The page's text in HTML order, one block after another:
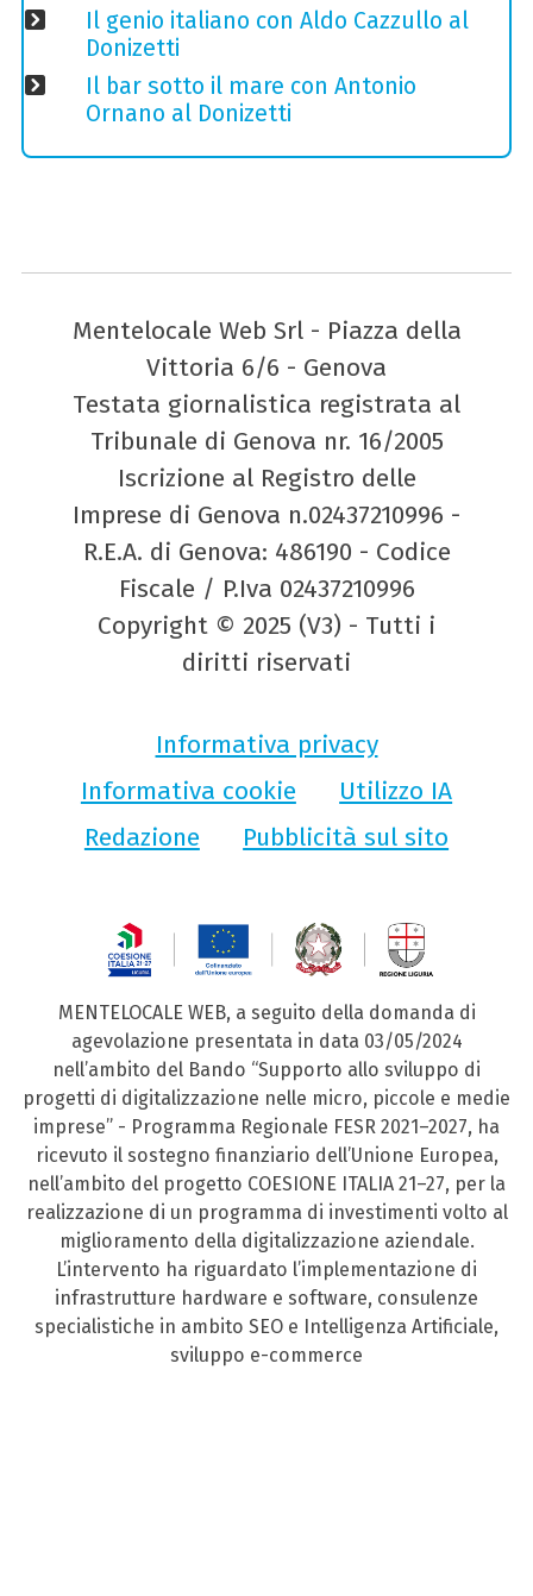
Il genio italiano con Aldo Cazzullo al
Donizetti
Il bar sotto il mare con Antonio
Ornano al Donizetti
Mentelocale Web Srl - Piazza della
Vittoria 6/6 - Genova
Testata giornalistica registrata al
Tribunale di Genova nr. 16/2005
Iscrizione al Registro delle
Imprese di Genova n.02437210996 -
R.E.A. di Genova: 486190 - Codice
Fiscale / P.Iva 02437210996
Copyright © 2025 (V3) - Tutti i
diritti riservati
Informativa privacy
Informativa cookie
Utilizzo IA
Redazione
Pubblicità sul sito
MENTELOCALE WEB, a seguito della domanda di
agevolazione presentata in data 03/05/2024
nell’ambito del Bando “Supporto allo sviluppo di
progetti di digitalizzazione nelle micro, piccole e medie
imprese” - Programma Regionale FESR 2021–2027, ha
ricevuto il sostegno finanziario dell’Unione Europea,
nell’ambito del progetto COESIONE ITALIA 21–27, per la
realizzazione di un programma di investimenti volto al
miglioramento della digitalizzazione aziendale.
L’intervento ha riguardato l’implementazione di
infrastrutture hardware e software, consulenze
specialistiche in ambito SEO e Intelligenza Artificiale,
sviluppo e-commerce